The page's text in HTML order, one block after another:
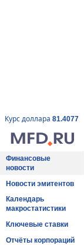
Курс доллара 81.4077
Финансовые
новости
Новости эмитентов
Календарь
макростатистики
Ключевые ставки
Отчёты корпораций